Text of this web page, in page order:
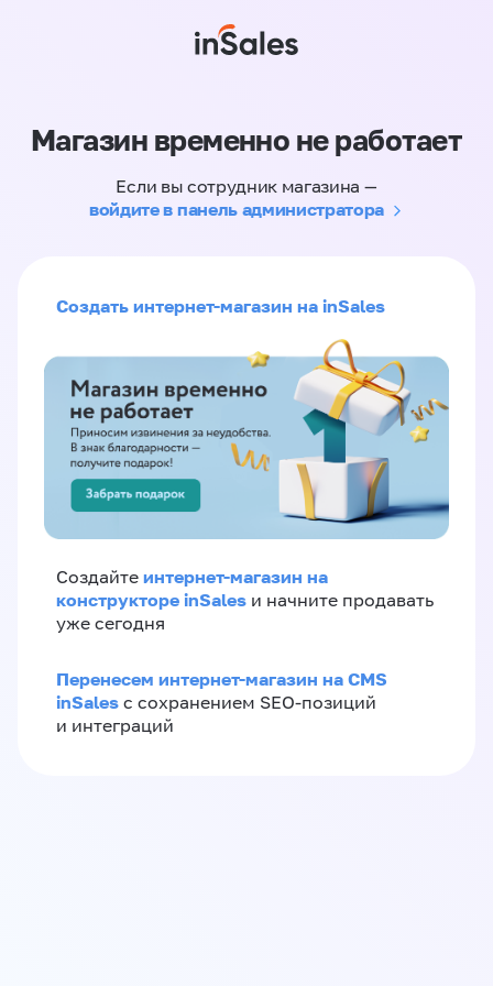
Магазин временно не работает
Если вы сотрудник магазина —
войдите в панель администратора
Создать интернет-магазин на inSales
Создайте интернет-магазин на
конструкторе inSales и начните продавать
уже сегодня
Перенесем интернет-магазин на CMS
inSales с сохранением SEO-позиций
и интеграций